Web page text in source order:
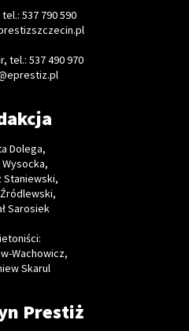
537 790 590
tel.: 537 490 970
Dolega,
Wysocka,
Staniewski,
Sarosiek
Wachowicz,
Skarul
Prestiż